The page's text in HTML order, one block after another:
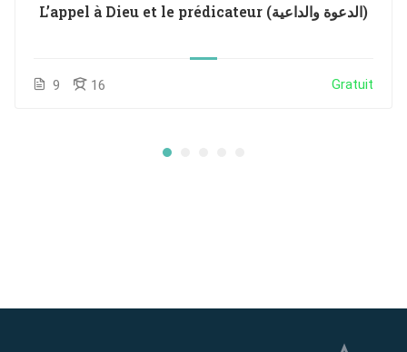
L’appel à Dieu et le prédicateur (الدعوة والداعية)
9 16 Gratuit